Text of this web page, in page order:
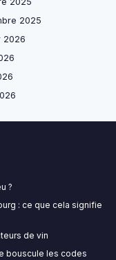
2025
2026
?
: ce que cela signifie
de vin
bouscule les codes